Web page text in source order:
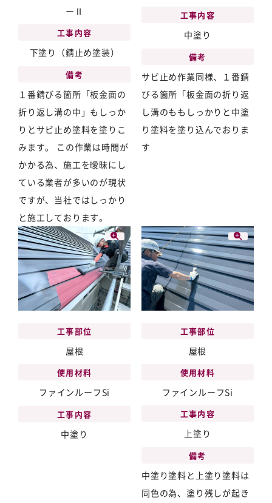
ーⅡ
工事内容
下塗り（錆止め塗装）
備考
１番錆びる箇所「板金面の
折り返し溝の中」もしっか
りとサビ止め塗料を塗りこ
みます。 この作業は時間が
かかる為、施工を曖昧にし
ている業者が多いのが現状
ですが、当社ではしっかり
と施工しております。
工事内容
中塗り
備考
サビ止め作業同様、１番錆
びる箇所「板金面の折り返
し溝のももしっかりと中塗
り塗料を塗り込んでおりま
す
工事部位
屋根
使用材料
ファインルーフSi
工事内容
中塗り
工事部位
屋根
使用材料
ファインルーフSi
工事内容
上塗り
備考
中塗り塗料と上塗り塗料は
同色の為、塗り残しが起き